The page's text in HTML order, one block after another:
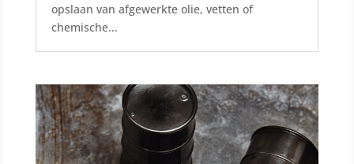
opslaan van afgewerkte olie, vetten of
chemische...